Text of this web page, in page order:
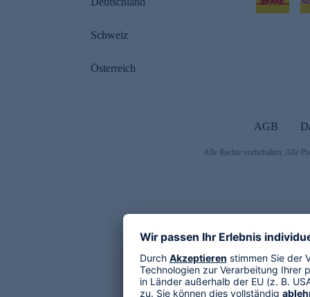
Schweiz
Österreich
AGB
Alle Rechte vorbehalten. Alle